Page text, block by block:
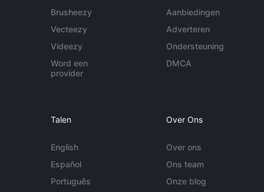
Brusheezy
Vecteezy
Videezy
Word een
provider
Aanbiedingen
Adverteren
Ondersteuning
DMCA
Talen
English
Español
Português
Over Ons
Over ons
Ons team
Onze blog